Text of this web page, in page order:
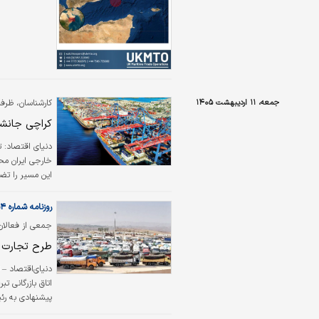
جمعه، ۱۱ اردیبهشت ۱۴۰۵ کارشناسان،
کراچی
دنیای اقتصاد:
خارجی ایران
این مسیر را
جمعی از
روزنامه شماره ۶۵۵۴
طرح تجارت
دنیای‌اقتصاد
اتاق بازرگانی
پیشنهادی به